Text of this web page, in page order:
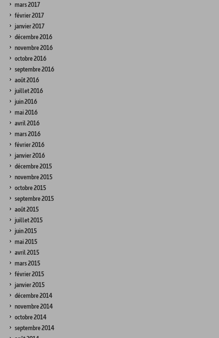
mars 2017
février 2017
janvier 2017
décembre 2016
novembre 2016
octobre 2016
septembre 2016
août 2016
juillet 2016
juin 2016
mai 2016
avril 2016
mars 2016
février 2016
janvier 2016
décembre 2015
novembre 2015
octobre 2015
septembre 2015
août 2015
juillet 2015
juin 2015
mai 2015
avril 2015
mars 2015
février 2015
janvier 2015
décembre 2014
novembre 2014
octobre 2014
septembre 2014